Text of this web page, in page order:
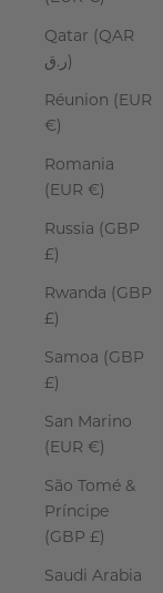
Qatar (QAR
ر.ق)
Réunion (EUR
€)
Romania
(EUR €)
Russia (GBP
£)
Rwanda (GBP
£)
Samoa (GBP
£)
San Marino
(EUR €)
São Tomé &
Príncipe
(GBP £)
Saudi Arabia